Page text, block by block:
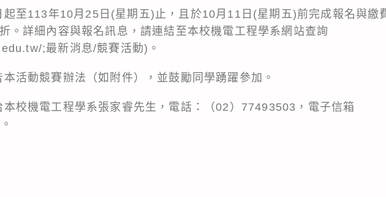
起至113年10月25日(星期五)止，且於10月11日(星期五)前完成報名與繳
。詳細內容與報名訊息，請連結至本校機電工程學系網站查詢
;最新消息/競賽活動)。
活動競賽辦法（如附件），並鼓勵同學踴躍參加。
本校機電工程學系張家睿先生，電話：（02）77493503，電子信箱